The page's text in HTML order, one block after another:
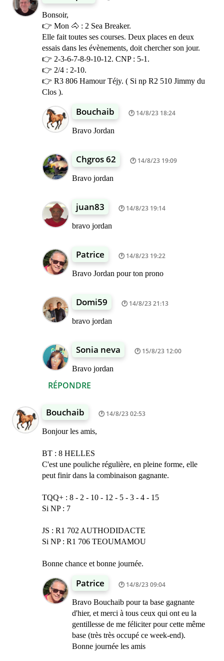
Bonsoir,
👉 Mon 🐴 : 2 Sea Breaker.
Elle fait toutes ses courses. Deux places en deux
essais dans les évènements, doit chercher son jour.
👉 2-3-6-7-8-9-10-12. CNP : 5-1.
👉 2/4 : 2-10.
👉 R3 806 Hamour Téjy. ( Si np R2 510 Jimmy du
Clos ).
RÉPONDRE
Bouchaib 14/8/23 18:24
Bravo Jordan
Chgros 62 14/8/23 19:09
Bravo jordan
juan83 14/8/23 19:14
bravo jordan
Patrice 14/8/23 19:22
Bravo Jordan pour ton prono
Domi59 14/8/23 21:13
bravo jordan
Sonia neva 15/8/23 12:00
Bravo jordan
Bouchaib 14/8/23 02:53
Bonjour les amis,
BT : 8 HELLES
C'est une pouliche régulière, en pleine forme, elle
peut finir dans la combinaison gagnante.
TQQ+ : 8 - 2 - 10 - 12 - 5 - 3 - 4 - 15
Si NP : 7
JS : R1 702 AUTHODIDACTE
Si NP : R1 706 TEOUMAMOU
Bonne chance et bonne journée.
Patrice 14/8/23 09:04
Bravo Bouchaib pour ta base gagnante
d'hier, et merci à tous ceux qui ont eu la
gentillesse de me féliciter pour cette même
base (très très occupé ce week-end).
Bonne journée les amis